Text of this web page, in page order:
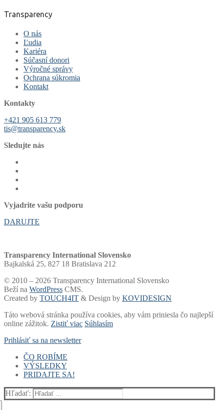
Transparency
O nás
Ľudia
Kariéra
Súčasní donori
Výročné správy
Ochrana súkromia
Kontakt
Kontakty
+421 905 613 779
tis@transparency.sk
Sledujte nás
Vyjadrite vašu podporu
DARUJTE
Transparency International Slovensko
Bajkalská 25, 827 18 Bratislava 212
© 2010 – 2026 Transparency International Slovensko
Beží na WordPress CMS.
Created by TOUCH4IT & Design by KOVIDESIGN
Táto webová stránka používa cookies, aby vám priniesla čo najlepší
online zážitok. Zistiť viac Súhlasím
Prihlásiť sa na newsletter
ČO ROBÍME
Voľby a financovanie strán
Samospráva
Whistleblowing
Zdravotníctvo
VÝSLEDKY
Rebríčky a portály
Rebríček miest a žúp
Hlásne trúby
Blog
Newsletter
PRIDAJTE SA!
2 % dane
Podpora zo zahraničia
Hľadať: